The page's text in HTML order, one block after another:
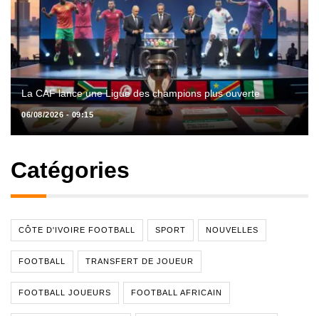
La CAF lance une Ligue des champions plus ouverte
06/08/2026 - 09:15
Catégories
CÔTE D'IVOIRE FOOTBALL SPORT NOUVELLES
FOOTBALL TRANSFERT DE JOUEUR
FOOTBALL JOUEURS FOOTBALL AFRICAIN